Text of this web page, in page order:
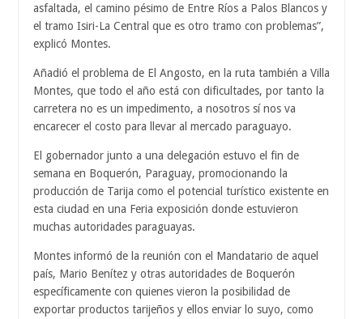
asfaltada, el camino pésimo de Entre Ríos a Palos Blancos y
el tramo Isiri-La Central que es otro tramo con problemas”,
explicó Montes.
Añadió el problema de El Angosto, en la ruta también a Villa
Montes, que todo el año está con dificultades, por tanto la
carretera no es un impedimento, a nosotros sí nos va
encarecer el costo para llevar al mercado paraguayo.
El gobernador junto a una delegación estuvo el fin de
semana en Boquerón, Paraguay, promocionando la
producción de Tarija como el potencial turístico existente en
esta ciudad en una Feria exposición donde estuvieron
muchas autoridades paraguayas.
Montes informó de la reunión con el Mandatario de aquel
país, Mario Benítez y otras autoridades de Boquerón
específicamente con quienes vieron la posibilidad de
exportar productos tarijeños y ellos enviar lo suyo, como